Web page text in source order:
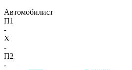
Автомобилист
П1
-
X
-
П2
-